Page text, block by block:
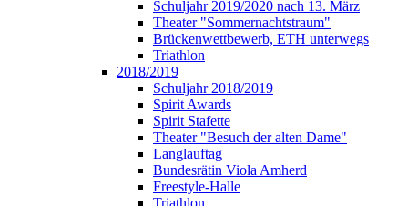
Schuljahr 2019/2020 nach 13. März
Theater "Sommernachtstraum"
Brückenwettbewerb, ETH unterwegs
Triathlon
2018/2019
Schuljahr 2018/2019
Spirit Awards
Spirit Stafette
Theater "Besuch der alten Dame"
Langlauftag
Bundesrätin Viola Amherd
Freestyle-Halle
Triathlon